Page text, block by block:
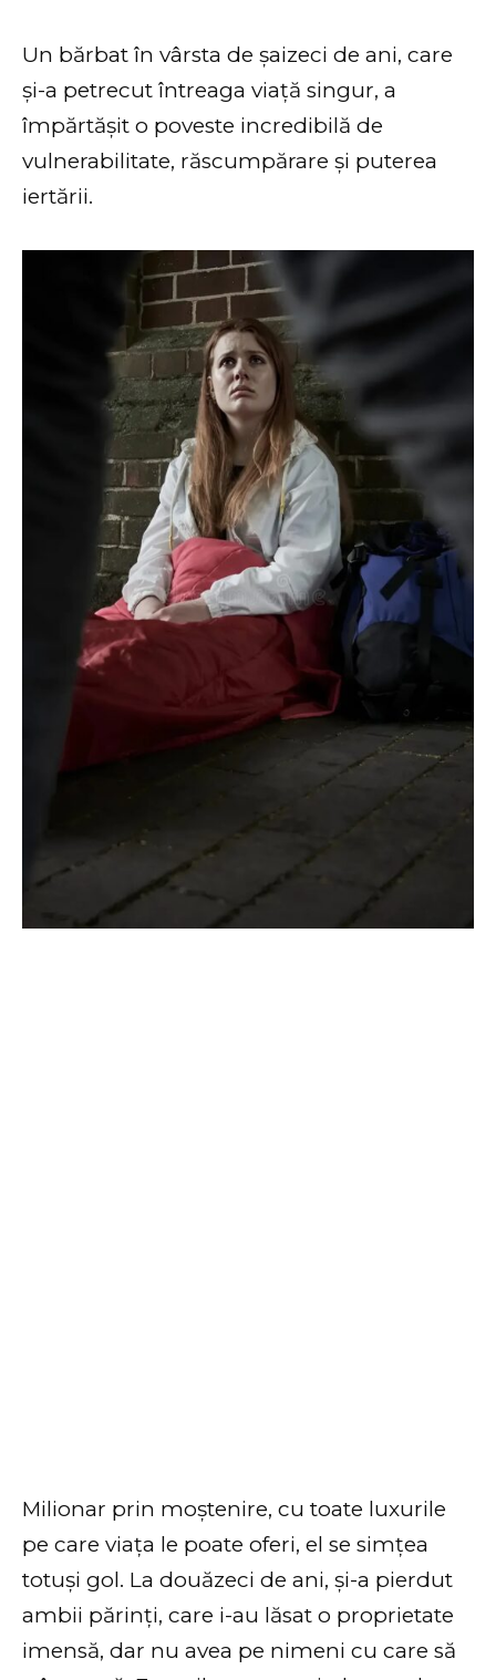
Un bărbat în vârsta de șaizeci de ani, care
și-a petrecut întreaga viață singur, a
împărtășit o poveste incredibilă de
vulnerabilitate, răscumpărare și puterea
iertării.
Milionar prin moștenire, cu toate luxurile
pe care viața le poate oferi, el se simțea
totuși gol. La douăzeci de ani, și-a pierdut
ambii părinți, care i-au lăsat o proprietate
imensă, dar nu avea pe nimeni cu care să